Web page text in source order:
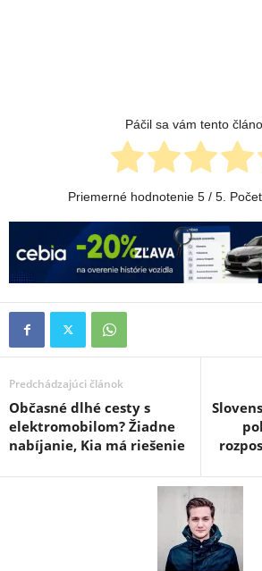
Páčil sa vám tento
Priemerné hodnotenie 5/ 5.
Predchádzajúci článok
Občasné dlhé cesty s
elektromobilom? Žiadne
nabíjanie, Kia má riešenie